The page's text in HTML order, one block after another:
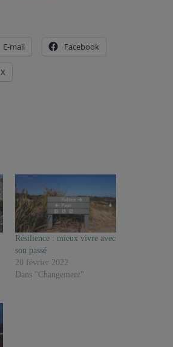
E-mail Facebook
X
Résilience : mieux vivre avec
son passé
20 février 2022
Dans "Changement"